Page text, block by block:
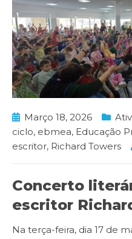
Março 18, 2026
ciclo, ebmea, Educação
escritor, Richard Towers
Concerto
escritor
Na terça-feira, dia 17 de